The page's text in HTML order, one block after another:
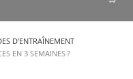
D'ENTRAÎNEMENT
EN 3 SEMAINES ?